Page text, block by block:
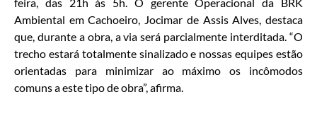
feira, das 21h às 5h. O gerente Operacional da BRK
Ambiental em Cachoeiro, Jocimar de Assis Alves, destaca
que, durante a obra, a via será parcialmente interditada. “O
trecho estará totalmente sinalizado e nossas equipes estão
orientadas para minimizar ao máximo os incômodos
comuns a este tipo de obra”, afirma.